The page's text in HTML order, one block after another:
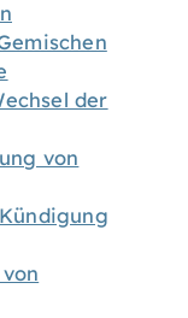
der
von